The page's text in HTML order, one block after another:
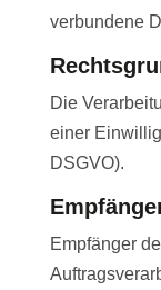
verbundene
Die
einer
DSGVO).
Empfänger